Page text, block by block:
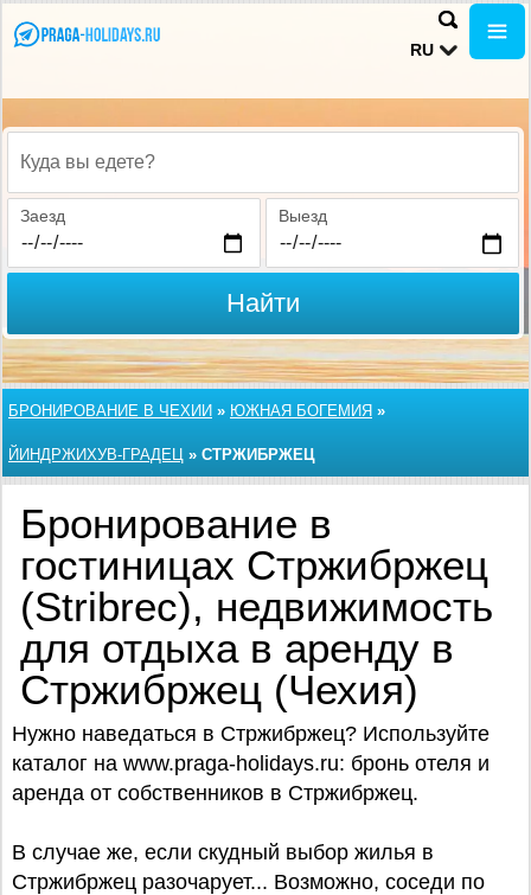
RU
Куда вы едете?
Заезд Выезд
Найти
БРОНИРОВАНИЕ В ЧЕХИИ » ЮЖНАЯ БОГЕМИЯ »
ЙИНДРЖИХУВ-ГРАДЕЦ » СТРЖИБРЖЕЦ
Бронирование в
гостиницах Стржибржец
(Stribrec), недвижимость
для отдыха в аренду в
Стржибржец (Чехия)
Нужно наведаться в Стржибржец? Используйте
каталог на www.praga-holidays.ru: бронь отеля и
аренда от собственников в Стржибржец.
В случае же, если скудный выбор жилья в
Стржибржец разочарует... Возможно, соседи по